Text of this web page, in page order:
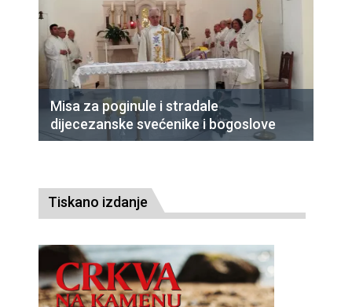
Misa za poginule i stradale
dijecezanske svećenike i bogoslove
Tiskano izdanje